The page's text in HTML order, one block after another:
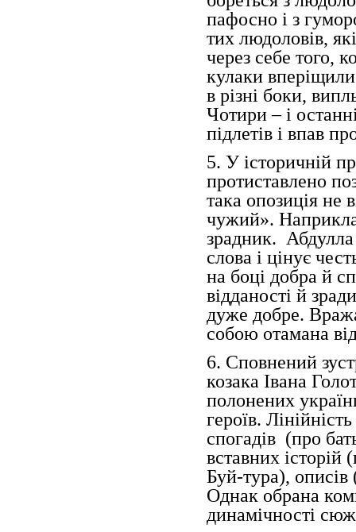
пафосно і з
тих людоловів,
через себе того,
кулаки
в різні боки,
Чотири – і
підлетів і впав
5. У історичній
протиставлено
така опозиція не
чужий».
зрадник. Абдулла
слова і цінує
на боці добра й
відданості й
дуже добре.
собою отамана
6. Сповнений
козака Івана
полонених
героїв.
спогадів (про
вставних
Буй-тура), описів
Однак обрана
динамічності